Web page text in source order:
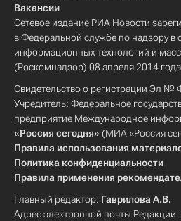
Вакансии
Сетевое издание РИА Новости
в Федеральной службе по надзору в
информационных технологий и
(Роскомнадзор) 08 апреля 2014
Свидетельство о регистрации Эл №
Учредитель: Федеральное
предприятие Международное
«Россия сегодня» (МИА «Россия
Правила использования
Политика конфиденциальности
Правила применения
Главный редактор: Гаврилова А.В.
Адрес электронной почты Редакции: